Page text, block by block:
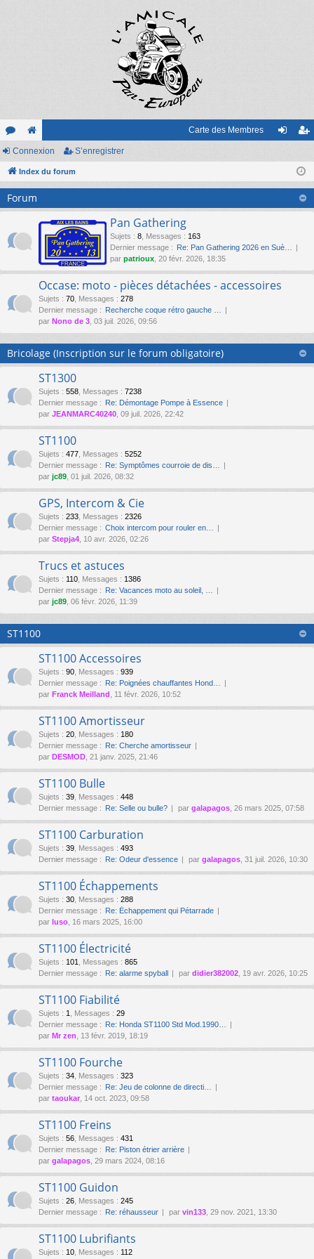
or
u
m
s
e
sit
Carte des Membres
on
nr
eg
ist
Connexion S’enregistrer
Index du forum
Forum
Pan Gathering
Sujets : 8 Messages : 163
Dernier message : Re: Pan Gathering 2026 en Suè…
par patrioux , 20 févr. 2026, 18:35
Occase: moto - pièces détachées - accessoires
Sujets : 70 Messages : 278
Dernier message : Recherche coque rétro gauche …
par Nono de 3 , 03 juil. 2026, 09:56
Bricolage (Inscription sur le forum obligatoire)
ST1300
Sujets : 558 Messages : 7238
Dernier message : Re: Démontage Pompe à Essence
par JEANMARC40240 , 09 juil. 2026, 22:42
ST1100
Sujets : 477 Messages : 5252
Dernier message : Re: Symptômes courroie de dis…
par jc89 , 01 juil. 2026, 08:32
GPS, Intercom & Cie
Sujets : 233 Messages : 2326
Dernier message : Choix intercom pour rouler en…
par Stepja4 , 10 avr. 2026, 02:26
Trucs et astuces
Sujets : 110 Messages : 1386
Dernier message : Re: Vacances moto au soleil, …
par jc89 , 06 févr. 2026, 11:39
ST1100
ST1100 Accessoires
Sujets : 90 Messages : 939
Dernier message : Re: Poignées chauffantes Hond…
par Franck Meilland , 11 févr. 2026, 10:52
ST1100 Amortisseur
Sujets : 20 Messages : 180
Dernier message : Re: Cherche amortisseur
par DESMOD , 21 janv. 2025, 21:46
ST1100 Bulle
Sujets : 39 Messages : 448
Dernier message : Re: Selle ou bulle? par galapagos , 26 mars 2025, 07:58
ST1100 Carburation
Sujets : 39 Messages : 493
Dernier message : Re: Odeur d'essence par galapagos , 31 juil. 2026, 10:30
ST1100 Échappements
Sujets : 30 Messages : 288
Dernier message : Re: Échappement qui Pétarrade
par luso , 16 mars 2025, 16:00
ST1100 Électricité
Sujets : 101 Messages : 865
Dernier message : Re: alarme spyball par didier382002 , 19 avr. 2026, 10:25
ST1100 Fiabilité
Sujets : 1 Messages : 29
Dernier message : Re: Honda ST1100 Std Mod.1990…
par Mr zen , 13 févr. 2019, 18:19
ST1100 Fourche
Sujets : 34 Messages : 323
Dernier message : Re: Jeu de colonne de directi…
par taoukar , 14 oct. 2023, 09:58
ST1100 Freins
Sujets : 56 Messages : 431
Dernier message : Re: Piston étrier arrière
par galapagos , 29 mars 2024, 08:16
ST1100 Guidon
Sujets : 26 Messages : 245
Dernier message : Re: réhausseur par vin133 , 29 nov. 2021, 13:30
ST1100 Lubrifiants
Sujets : 10 Messages : 112